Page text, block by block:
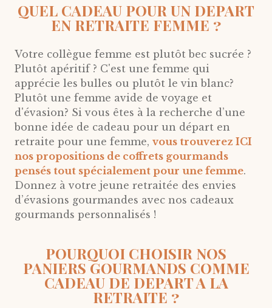
QUEL CADEAU POUR UN DEPART
EN RETRAITE FEMME ?
Votre collègue femme est plutôt bec sucrée ?
Plutôt apéritif ? C'est une femme qui
apprécie les bulles ou plutôt le vin blanc?
Plutôt une femme avide de voyage et
d'évasion? Si vous êtes à la recherche d’une
bonne idée de cadeau pour un départ en
retraite pour une femme, vous trouverez ICI
nos propositions de coffrets gourmands
pensés tout spécialement pour une femme.
Donnez à votre jeune retraitée des envies
d’évasions gourmandes avec nos cadeaux
gourmands personnalisés !
POURQUOI CHOISIR NOS
PANIERS GOURMANDS COMME
CADEAU DE DEPART A LA
RETRAITE ?